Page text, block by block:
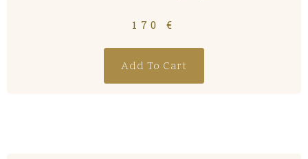
170€
Add To Cart